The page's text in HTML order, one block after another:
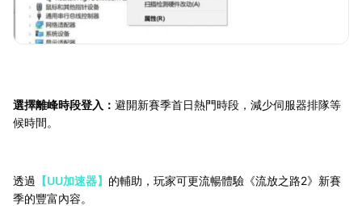
選擇離峰時段登入： 避開新賽季首日熱門時段，減少伺服器排隊等
候時間。
透過 【UU加速器】 的輔助，玩家可更流暢體驗《流放之路2》新賽
季的豐富內容。